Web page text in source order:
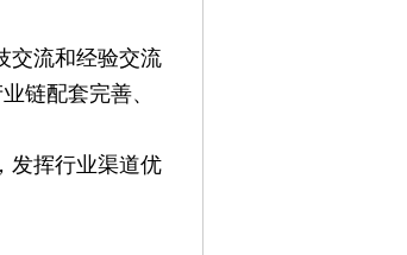
交流和经验交流
链配套完善、
发挥行业渠道优